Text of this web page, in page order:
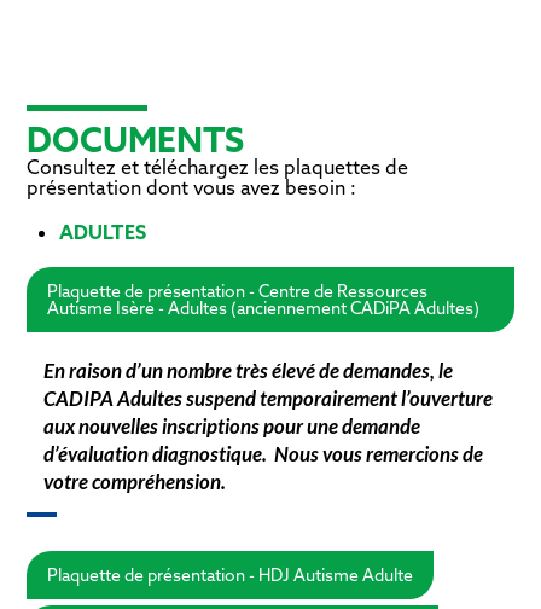
DOCUMENTS
Consultez et téléchargez les plaquettes de
présentation dont vous avez besoin :
ADULTES
Plaquette de présentation - Centre de Ressources
Autisme Isère - Adultes (anciennement CADiPA Adultes)
En raison d’un nombre très élevé de demandes, le
CADIPA Adultes suspend temporairement l’ouverture
aux nouvelles inscriptions pour une demande
d’évaluation diagnostique. Nous vous remercions de
votre compréhension.
Plaquette de présentation - HDJ Autisme Adulte